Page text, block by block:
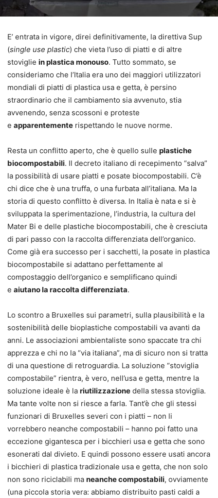
E’ entrata in vigore, direi definitivamente, la direttiva Sup
(single use plastic) che vieta l’uso di piatti e di altre
stoviglie in plastica monouso. Tutto sommato, se
consideriamo che l’Italia era uno dei maggiori utilizzatori
mondiali di piatti di plastica usa e getta, è persino
straordinario che il cambiamento sia avvenuto, stia
avvenendo, senza scossoni e proteste
e apparentemente rispettando le nuove norme.
Resta un conflitto aperto, che è quello sulle plastiche
biocompostabili. Il decreto italiano di recepimento “salva”
la possibilità di usare piatti e posate biocompostabili. C’è
chi dice che è una truffa, o una furbata all’italiana. Ma la
storia di questo conflitto è diversa. In Italia è nata e si è
sviluppata la sperimentazione, l’industria, la cultura del
Mater Bi e delle plastiche biocompostabili, che è cresciuta
di pari passo con la raccolta differenziata dell’organico.
Come già era successo per i sacchetti, la posate in plastica
biocompostabile si adattano perfettamente al
compostaggio dell’organico e semplificano quindi
e aiutano la raccolta differenziata.
Lo scontro a Bruxelles sui parametri, sulla plausibilità e la
sostenibilità delle bioplastiche compostabili va avanti da
anni. Le associazioni ambientaliste sono spaccate tra chi
apprezza e chi no la “via italiana”, ma di sicuro non si tratta
di una questione di retroguardia. La soluzione “stoviglia
compostabile” rientra, è vero, nell’usa e getta, mentre la
soluzione ideale è la riutilizzazione della stessa stoviglia.
Ma tante volte non si riesce a farla. Tant’è che gli stessi
funzionari di Bruxelles severi con i piatti – non li
vorrebbero neanche compostabili – hanno poi fatto una
eccezione gigantesca per i bicchieri usa e getta che sono
esonerati dal divieto. E quindi possono essere usati ancora
i bicchieri di plastica tradizionale usa e getta, che non solo
non sono riciclabili ma neanche compostabili, ovviamente
(una piccola storia vera: abbiamo distribuito pasti caldi a